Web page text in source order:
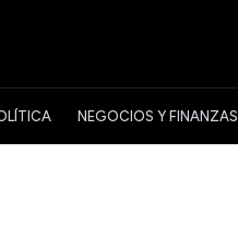
NEGOCIOS Y FINANZAS